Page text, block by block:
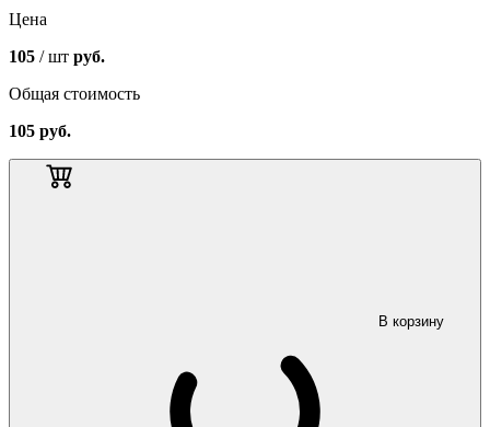
Цена
105 / шт руб.
Общая стоимость
105 руб.
В корзину